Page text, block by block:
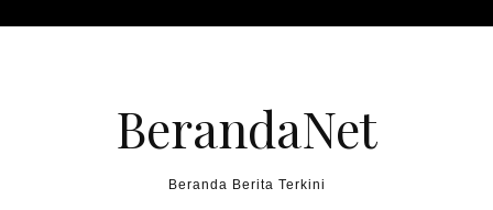
BerandaNet
Beranda Berita Terkini